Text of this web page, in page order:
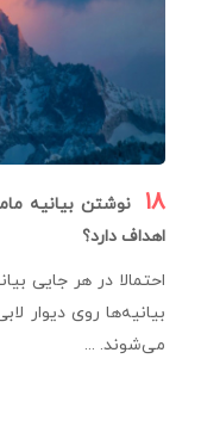
۱۸
نوشتن بیانیه
اهداف دارد؟
احتمالا در هر جایی
بیانیه‌ها روی دیوار
می‌شوند. ...